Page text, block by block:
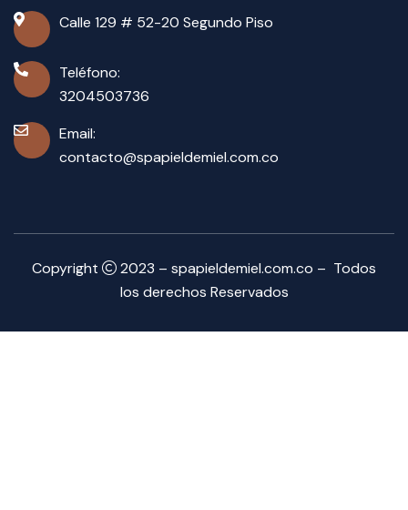
Calle 129 # 52-20 Segundo Piso
Teléfono:
3204503736
Email:
contacto@spapieldemiel.com.co
Copyright
2023 – spapieldemiel.com.co – Todos
los derechos Reservados